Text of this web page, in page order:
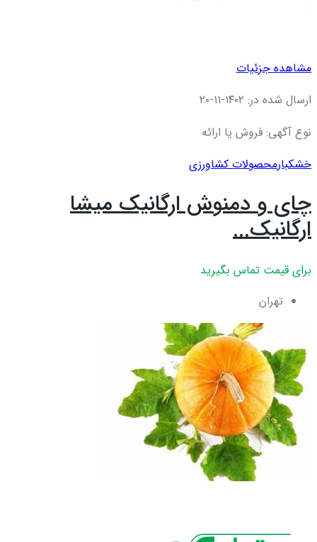
مشاهده جزئیات
ارسال شده در: ۱۴۰۲-۱۱-۲۰
نوع آگهی: فروش یا ارائه
خشکبارمحصولات کشاورزی
چای و دمنوش ارگانیک میشا
ارگانیک...
برای قیمت تماس بگیرید
تهران